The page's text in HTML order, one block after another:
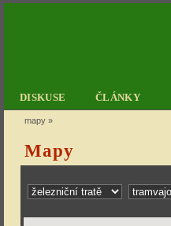
DISKUSE ČLÁNKY
mapy »
Mapy